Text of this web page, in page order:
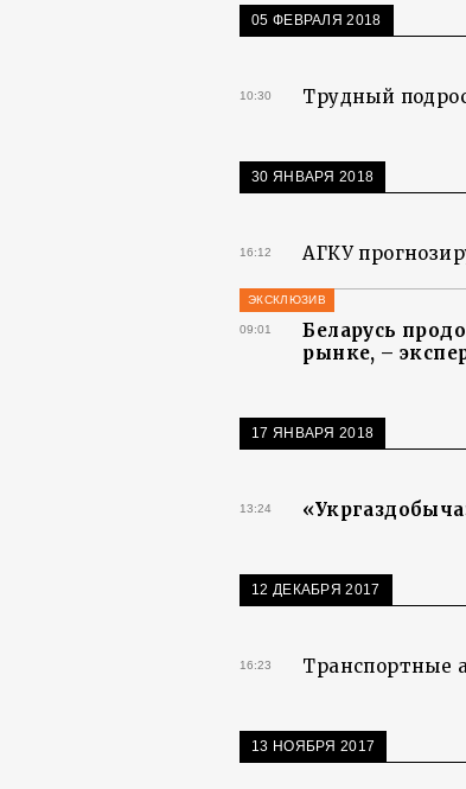
05 ФЕВРАЛЯ 2018
10:30 Трудный
30 ЯНВАРЯ 2018
16:12 АГКУ
ЭКСКЛЮЗИВ
09:01
Беларусь
рынке, –
17 ЯНВАРЯ 2018
13:24
12 ДЕКАБРЯ 2017
16:23 Транспортные
13 НОЯБРЯ 2017